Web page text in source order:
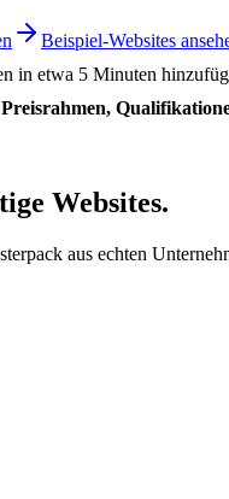
Beispiel-Websites
in etwa 5 Minuten
Websites.
aus echten